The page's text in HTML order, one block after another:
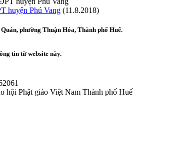
huyện Phú Vang (11.8.2018)
phường Thuận Hóa, Thành phố Huế.
tin từ website này.
hội Phật giáo Việt Nam Thành phố Huế